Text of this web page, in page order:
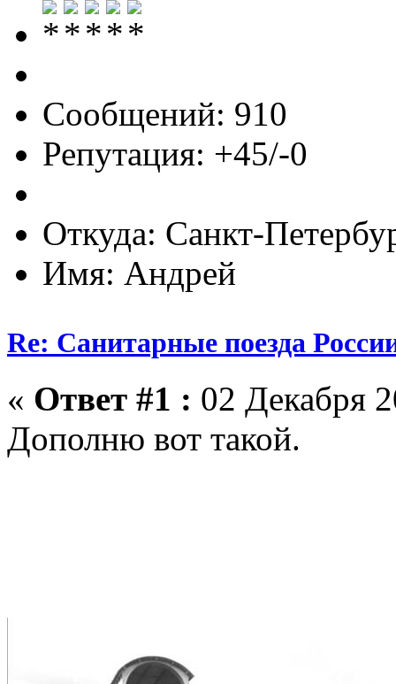
Сообщений: 910
Репутация: +45/-0
Откуда: Cанкт-
Имя: Андрей
Re: Санитарные поезда
« Ответ #1 : 02 Декабря
Дополню вот такой.